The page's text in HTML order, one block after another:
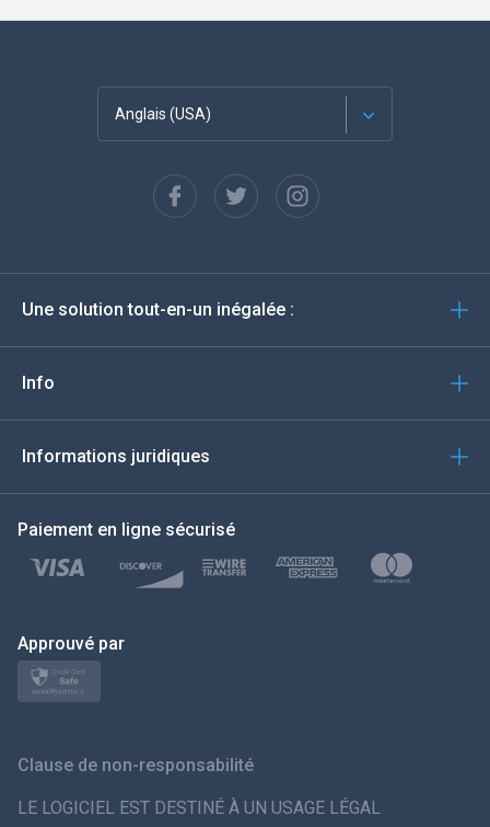
Anglais (USA)
Espagnol
Deutsch
Türkçe
Polski
日本
ภาษาไทย
Une solution tout-en-un inégalée :
Info
Informations juridiques
Paiement en ligne sécurisé
Approuvé par
Clause de non-responsabilité
LE LOGICIEL EST DESTINÉ À UN USAGE LÉGAL